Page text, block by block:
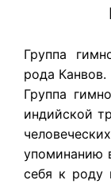
Группа
рода Канвов.
Группа
индийской
упоминанию
себя к роду